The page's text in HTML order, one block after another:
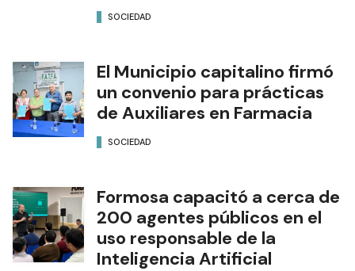
SOCIEDAD
El Municipio capitalino firmó
un convenio para prácticas
de Auxiliares en Farmacia
SOCIEDAD
Formosa capacitó a cerca de
200 agentes públicos en el
uso responsable de la
Inteligencia Artificial